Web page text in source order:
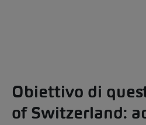
Obiettivo di
of Switzerland: